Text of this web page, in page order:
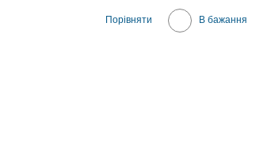
Порівняти В бажання